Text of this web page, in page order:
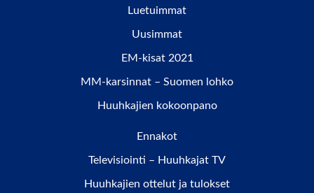
Luetuimmat
Uusimmat
EM-kisat 2021
MM-karsinnat – Suomen lohko
Huuhkajien kokoonpano
Ennakot
Televisiointi – Huuhkajat TV
Huuhkajien ottelut ja tulokset